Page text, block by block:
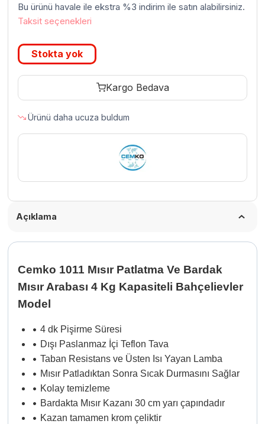
67.372,80 TL.fiyat:
Bu ürünü havale ile ekstra %3 indirim ile satın alabilirsiniz.
Taksit seçenekleri
Stokta yok
Kargo Bedava
Ürünü daha ucuza buldum
Açıklama
Cemko 1011 Mısır Patlatma Ve Bardak
Mısır Arabası 4 Kg Kapasiteli Bahçelievler
Model
• 4 dk Pişirme Süresi
• Dışı Paslanmaz İçi Teflon Tava
• Taban Resistans ve Üsten Isı Yayan Lamba
• Mısır Patladıktan Sonra Sıcak Durmasını Sağlar
• Kolay temizleme
• Bardakta Mısır Kazanı 30 cm yarı çapındadır
• Kazan tamamen krom çeliktir